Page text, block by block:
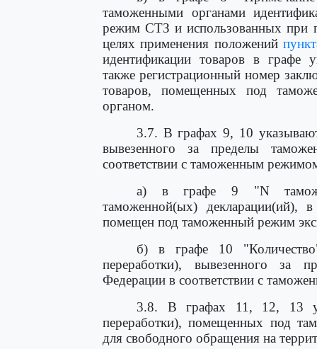
таможенными органами
режим СТЗ и использованных при
целях применения положений
идентификации товаров в графе
также регистрационный номер
товаров, помещенных под
органом.
3.7. В графах 9, 10
вывезенного за пределы
соответствии с таможенным
а) в графе 9 "N
таможенной(ых) декларации(ий),
помещен под таможенный режим
б) в графе 10 "Количество"
переработки), вывезенного за
Федерации в соответствии с
3.8. В графах 11, 12, 13
переработки), помещенных под
для свободного обращения на